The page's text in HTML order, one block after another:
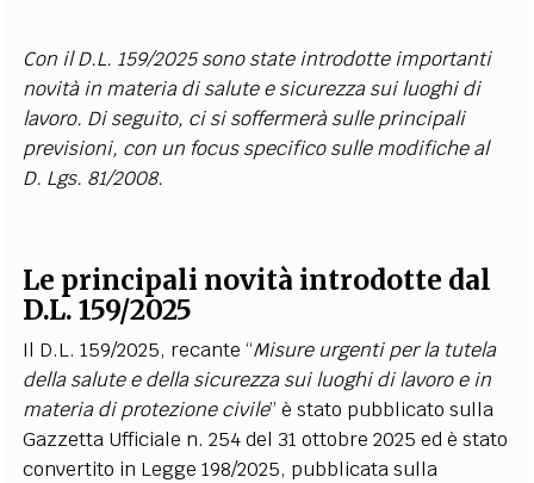
Con il D.L. 159/2025 sono state introdotte importanti
novità in materia di salute e sicurezza sui luoghi di
lavoro. Di seguito, ci si soffermerà sulle principali
previsioni, con un focus specifico sulle modifiche al
D. Lgs. 81/2008.
Le principali novità introdotte dal
D.L. 159/2025
Il D.L. 159/2025, recante “Misure urgenti per la tutela
della salute e della sicurezza sui luoghi di lavoro e in
materia di protezione civile” è stato pubblicato sulla
Gazzetta Ufficiale n. 254 del 31 ottobre 2025 ed è stato
convertito in Legge 198/2025, pubblicata sulla